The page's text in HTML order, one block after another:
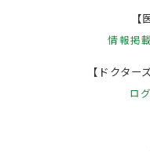
情報掲
【ドクター
ロ